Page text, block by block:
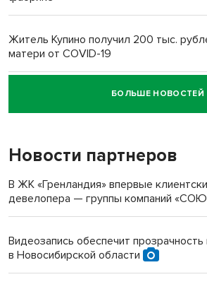
Житель Купино получил 200 тыс.
матери от COVID-19
Новосибирский суд наказал водителя
пенсионерки на вокзале
«Мы живём на пастбище!»: в
терроризируют жителей
Инвалид получил условный срок за
Новосибирский преподаватель с
БОЛЬШЕ НОВОСТЕЙ
Новости партнеров
В ЖК «Гренландия» впервые
девелопера — группы компаний
Видеозапись обеспечит
в Новосибирской области